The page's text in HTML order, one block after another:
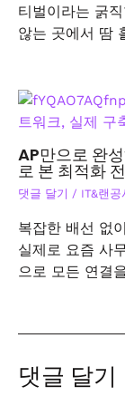
티벌이라는 굵
않는 곳에서 땀
AP만으로 완
로 본 최적화
댓글 달기 / IT&랜
복잡한 배선 없
실제로 요즘 사
으로 모든 연결
댓글 달기